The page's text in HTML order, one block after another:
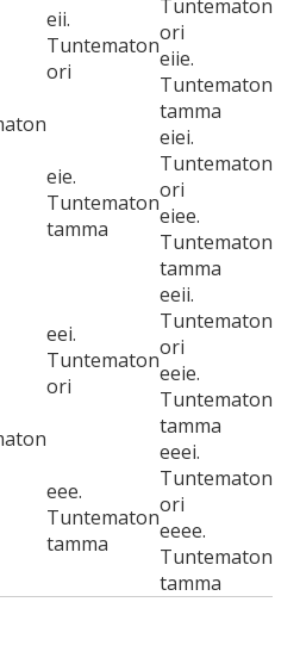
eii.
Tuntematon
ori
Tuntematon
ori
eiie.
Tuntematon
tamma
eie.
Tuntematon
tamma
eiei.
Tuntematon
ori
eiee.
Tuntematon
tamma
eei.
Tuntematon
ori
eeii.
Tuntematon
ori
eeie.
Tuntematon
tamma
eee.
Tuntematon
tamma
eeei.
Tuntematon
ori
eeee.
Tuntematon
tamma